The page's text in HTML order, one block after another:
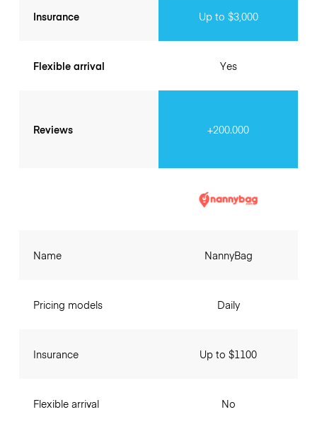
Insurance
Flexible arrival
Reviews
Up to $3,000
Yes
+200.000
Name
Pricing models
Insurance
Flexible arrival
NannyBag
Daily
Up to $1100
No